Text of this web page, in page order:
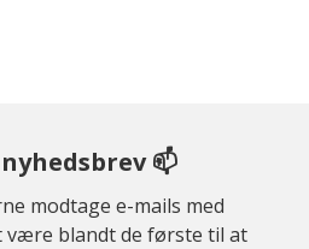
📫
modtage e-mails med
være blandt de første til at